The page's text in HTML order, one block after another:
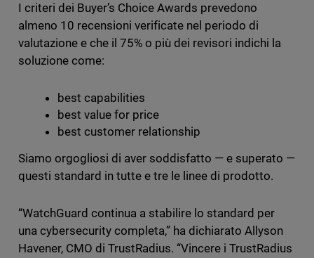
I criteri dei Buyer’s Choice Awards prevedono
almeno 10 recensioni verificate nel periodo di
valutazione e che il 75% o più dei revisori indichi la
soluzione come:
best capabilities
best value for price
best customer relationship
Siamo orgogliosi di aver soddisfatto — e superato —
questi standard in tutte e tre le linee di prodotto.
“WatchGuard continua a stabilire lo standard per
una cybersecurity completa,” ha dichiarato Allyson
Havener, CMO di TrustRadius. “Vincere i TrustRadius